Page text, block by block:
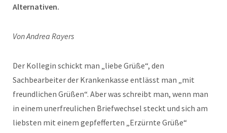
Alternativen.
Von Andrea Rayers
Der Kollegin schickt man „liebe Grüße“, den
Sachbearbeiter der Krankenkasse entlässt man „mit
freundlichen Grüßen“. Aber was schreibt man, wenn man
in einem unerfreulichen Briefwechsel steckt und sich am
liebsten mit einem gepfefferten „Erzürnte Grüße“